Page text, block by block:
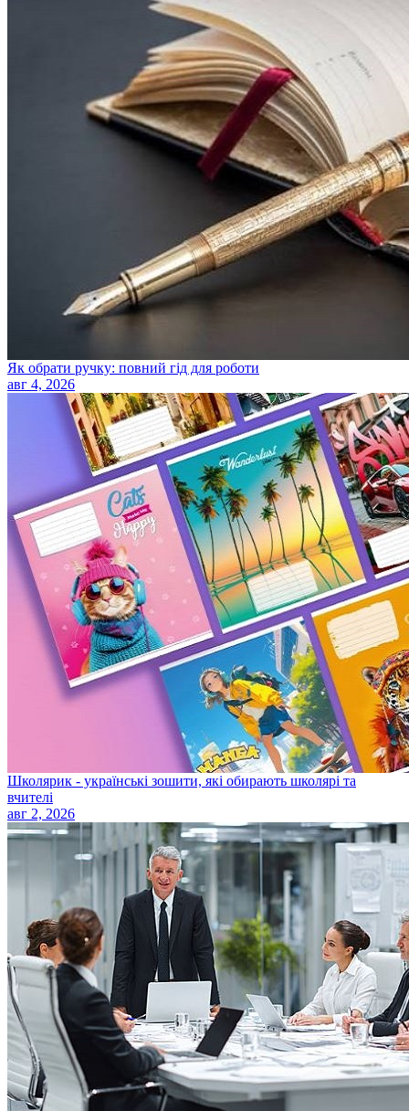
Як обрати ручку: повний гід для роботи
авг 4, 2026
Школярик - українські зошити, які обирають школярі та
вчителі
авг 2, 2026